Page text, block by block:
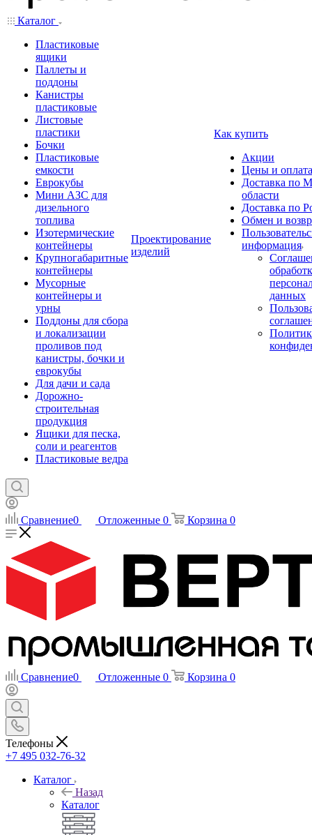
Каталог
Пластиковые
ящики
Паллеты и
поддоны
Канистры
пластиковые
Листовые
пластики
Бочки
Пластиковые
емкости
Еврокубы
Мини АЗС для
дизельного
топлива
Изотермические
контейнеры
Крупногабаритные
контейнеры
Мусорные
контейнеры и
урны
Поддоны для сбора
и локализации
проливов под
канистры, бочки и
еврокубы
Для дачи и сада
Дорожно-
строительная
продукция
Ящики для песка,
соли и реагентов
Пластиковые ведра
Проектирование
изделий
Как купить
Акции
Цены и оплата
Доставка по
области
Доставка по
Обмен и
информация
данных
Сравнение0 Отложенные 0 Корзина 0
Сравнение0 Отложенные 0 Корзина 0
Телефоны
+7 495 032-76-32
Каталог
Назад
Каталог